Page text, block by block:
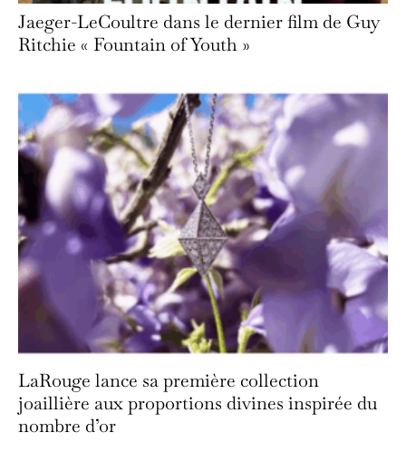
Jaeger-LeCoultre dans le dernier film de Guy
Ritchie « Fountain of Youth »
LaRouge lance sa première collection
joaillière aux proportions divines inspirée du
nombre d’or